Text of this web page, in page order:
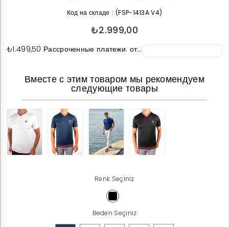
Код на складе (FSP-1413A V4)
₺2.999,00
₺1.499,50 Рассроченные платежи: от…
Вместе с этим товаром мы рекомендуем
следующие товары
Renk Seçiniz
Beden Seçiniz